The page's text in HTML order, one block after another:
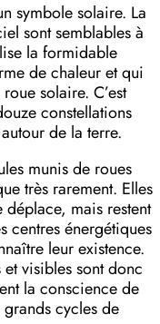
symbole solaire. La
sont semblables à
la formidable
de chaleur et qui
solaire. C’est
constellations
de la terre.
munis de roues
très rarement. Elles
déplace, mais restent
centres énergétiques
leur existence.
et visibles sont donc
la conscience de
cycles de